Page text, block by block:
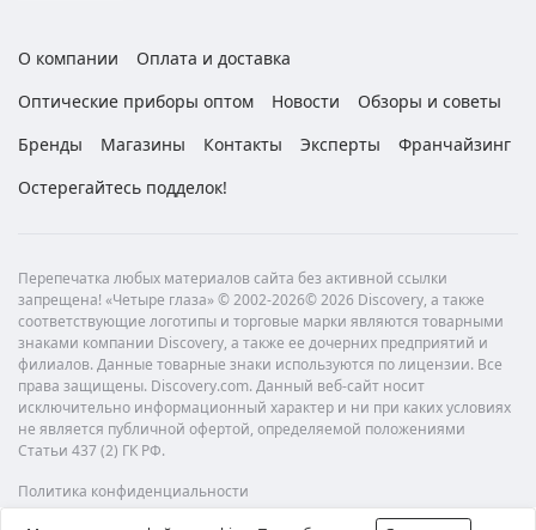
О компании
Оплата и доставка
Оптические приборы оптом
Новости
Обзоры и советы
Бренды
Магазины Контакты Эксперты
Франчайзинг
Остерегайтесь подделок!
Перепечатка любых материалов сайта без активной ссылки
запрещена! «Четыре глаза» © 2002-2026© 2026 Discovery, а также
соответствующие логотипы и торговые марки являются товарными
знаками компании Discovery, а также ее дочерних предприятий и
филиалов. Данные товарные знаки используются по лицензии. Все
права защищены. Discovery.com. Данный веб-сайт носит
исключительно информационный характер и ни при каких условиях
не является публичной офертой, определяемой положениями
Статьи 437 (2) ГК РФ.
Политика конфиденциальности